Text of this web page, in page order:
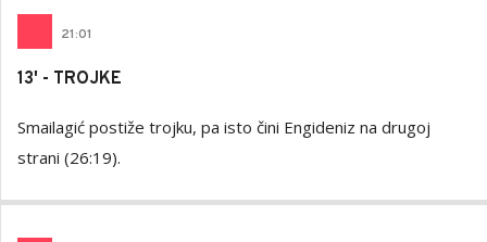
21:01
13' - TROJKE
Smailagić postiže trojku, pa isto čini Engideniz na drugoj
strani (26:19).